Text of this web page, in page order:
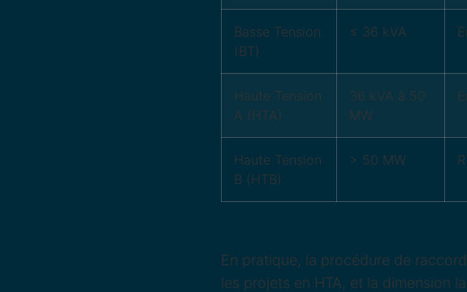
Basse Tension
(BT)
≤ 36 kVA
Haute Tension
A (HTA)
36 kVA à 50
MW
Haute Tension
B (HTB)
> 50 MW
En pratique, la procédure de
les projets en HTA, et la dimension